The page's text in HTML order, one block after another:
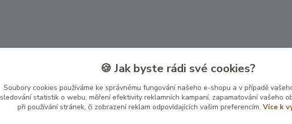
🍪 Jak byste rádi své cookies?
Soubory cookies používáme ke správnému fungování našeho e-shopu a v případě
sledování statistik o webu, měření efektivity reklamních kampaní, zapamatování vašeho
při používání stránek, či zobrazení reklam odpovídajících vašim preferencím. Více k